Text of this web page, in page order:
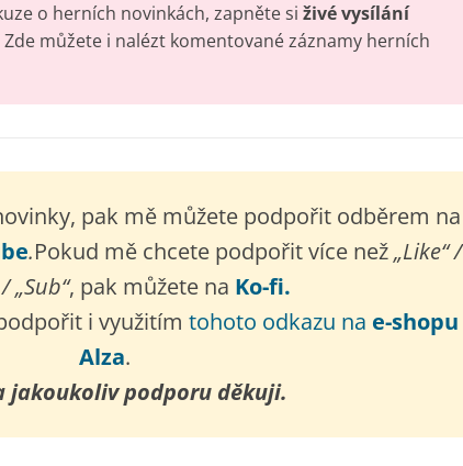
o herních novinkách, zapněte si živé vysílání
Zde můžete i nalézt komentované záznamy herních
pak mě můžete podpořit odběrem na
.Pokud mě chcete podpořit více než„Like“ /
„Sub“, pak můžete na Ko-fi.
i využitím tohoto odkazu na e-shopu
Alza.
jakoukoliv podporu děkuji.